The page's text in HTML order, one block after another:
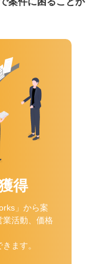
得
」から案
活動、価格
ます。